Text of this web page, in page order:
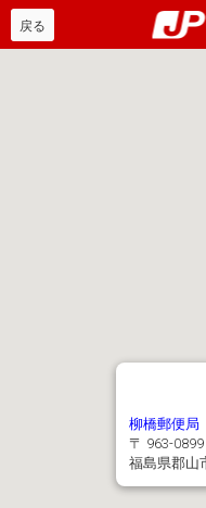
戻る
柳橋郵便局
〒 963-0899
福島県郡山